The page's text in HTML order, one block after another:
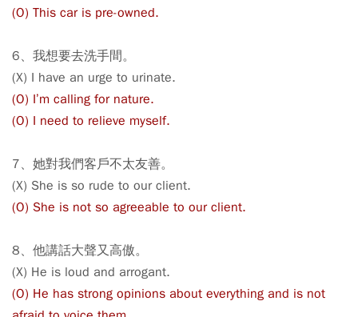
(O) This car is pre-owned.
6、我想要去洗手間。
(X) I have an urge to urinate.
(O) I’m calling for nature.
(O) I need to relieve myself.
7、她對我們客戶不太友善。
(X) She is so rude to our client.
(O) She is not so agreeable to our client.
8、他講話大聲又高傲。
(X) He is loud and arrogant.
(O) He has strong opinions about everything and is not